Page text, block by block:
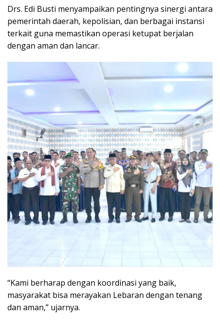
Drs. Edi Busti menyampaikan pentingnya sinergi antara
pemerintah daerah, kepolisian, dan berbagai instansi
terkait guna memastikan operasi ketupat berjalan
dengan aman dan lancar.
“Kami berharap dengan koordinasi yang baik,
masyarakat bisa merayakan Lebaran dengan tenang
dan aman,” ujarnya.